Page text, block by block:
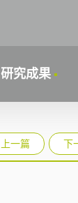
研究成果
上一篇 下